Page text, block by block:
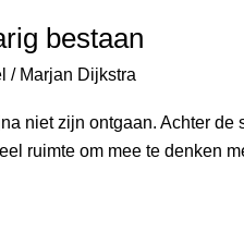
bestaan
/ Marjan Dijkstra
niet zijn ontgaan. Achter
ruimte om mee te denken